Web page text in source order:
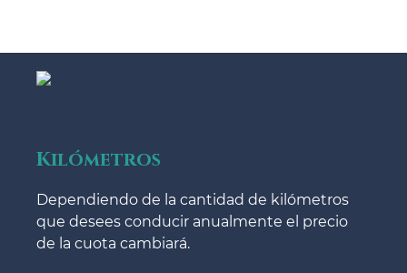
Kilómetros
Dependiendo de la cantidad de kilómetros
que desees conducir anualmente el precio
de la cuota cambiará.